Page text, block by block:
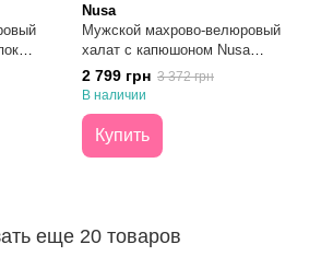
Nusa
Мужской махрово-велюровый
халат с капюшоном Nusa
Бамбук/Хлопок Черный M
2 799 грн 3 372 грн
В наличии
Купить
еще 20 товаров